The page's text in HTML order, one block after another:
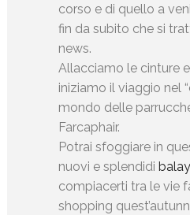
corso e di quello a
fin da subito che si
news.
Allacciamo le cinture
iniziamo il viaggio nel
mondo delle
Farcaphair.
Potrai sfoggiare in
nuovi e splendidi
compiacerti tra le vie
shopping